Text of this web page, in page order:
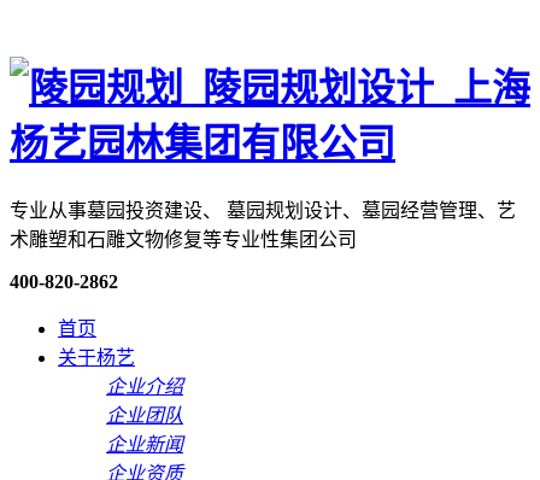
专业从事墓园投资建设、 墓园规划设计、墓园经营管理、艺
术雕塑和石雕文物修复等专业性集团公司
400-820-2862
首页
关于杨艺
企业介绍
企业团队
企业新闻
企业资质